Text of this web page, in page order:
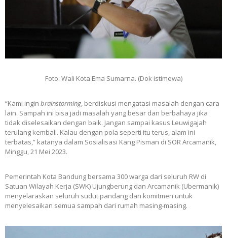
Foto: Wali Kota Ema Sumarna. (Dok istimewa)
“Kami ingin brainstorming, berdiskusi mengatasi masalah dengan cara
lain. Sampah ini bisa jadi masalah yang besar dan berbahaya jika
tidak diselesaikan dengan baik. Jangan sampai kasus Leuwigajah
terulang kembali. Kalau dengan pola seperti itu terus, alam ini
terbatas,” katanya dalam Sosialisasi Kang Pisman di SOR Arcamanik,
Minggu, 21 Mei 2023.
Pemerintah Kota Bandung bersama 300 warga dari seluruh RW di
Satuan Wilayah Kerja (SWK) Ujungberung dan Arcamanik (Ubermanik)
menyelaraskan seluruh sudut pandang dan komitmen untuk
menyelesaikan semua sampah dari rumah masing-masing.